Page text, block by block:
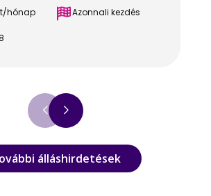
hónap Azonnali kezdés
álláshirdetések